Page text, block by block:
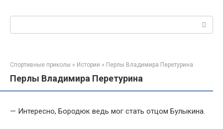
Спортивные приколы » Истории » Перлы Владимира Перетурина
Перлы Владимира Перетурина
— Интеpесно, Боpодюк ведь мог стать отцом Булыкина.